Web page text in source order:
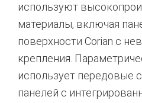
используют
материалы, включая
поверхности Corian с
крепления.
использует передовые
панелей с